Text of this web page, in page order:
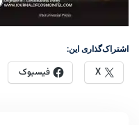
اشتراک‌گذاری این:
X فیسبوک